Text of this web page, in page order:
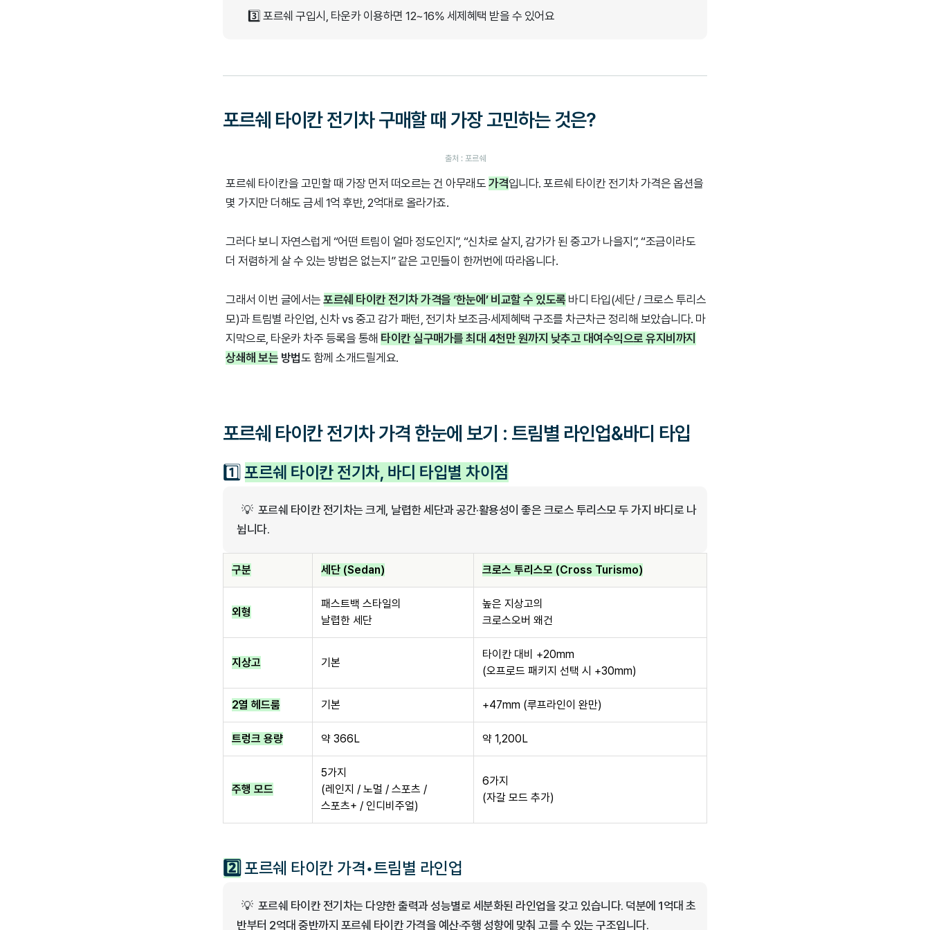
3️⃣ 포르쉐 구입시, 타운카 이용하면 12~16% 세제혜택 받을 수 있어요
포르쉐 타이칸 전기차 구매할 때 가장 고민하는 것은?
출처 : 포르쉐
포르쉐 타이칸을 고민할 때 가장 먼저 떠오르는 건 아무래도 가격입니다. 포르쉐 타이칸 전기차 가격은 옵션을
몇 가지만 더해도 금세 1억 후반, 2억대로 올라가죠.
그러다 보니 자연스럽게 “어떤 트림이 얼마 정도인지”, “신차로 살지, 감가가 된 중고가 나을지”, “조금이라도
더 저렴하게 살 수 있는 방법은 없는지” 같은 고민들이 한꺼번에 따라옵니다.
그래서 이번 글에서는 포르쉐 타이칸 전기차 가격을 ‘한눈에’ 비교할 수 있도록 바디 타입(세단 / 크로스 투리스
모)과 트림별 라인업, 신차 vs 중고 감가 패턴, 전기차 보조금·세제혜택 구조를 차근차근 정리해 보았습니다. 마
지막으로, 타운카 차주 등록을 통해 타이칸 실구매가를 최대 4천만 원까지 낮추고 대여수익으로 유지비까지
상쇄해 보는 방법도 함께 소개드릴게요.
포르쉐 타이칸 전기차 가격 한눈에 보기 : 트림별 라인업&바디 타입
1️⃣ 포르쉐 타이칸 전기차, 바디 타입별 차이점
💡 포르쉐 타이칸 전기차는 크게, 날렵한 세단과 공간·활용성이 좋은 크로스 투리스모 두 가지 바디로 나
뉩니다.
구분 세단 (Sedan) 크로스 투리스모 (Cross Turismo)
외형
패스트백 스타일의
날렵한 세단
높은 지상고의
크로스오버 왜건
지상고 기본
타이칸 대비 +20mm
(오프로드 패키지 선택 시 +30mm)
2열 헤드룸 기본 +47mm (루프라인이 완만)
트렁크 용량 약 366L 약 1,200L
주행 모드
5가지
(레인지 / 노멀 / 스포츠 /
스포츠+ / 인디비주얼)
6가지
(자갈 모드 추가)
2️⃣ 포르쉐 타이칸 가격•트림별 라인업
💡 포르쉐 타이칸 전기차는 다양한 출력과 성능별로 세분화된 라인업을 갖고 있습니다. 덕분에 1억대 초
반부터 2억대 중반까지 포르쉐 타이칸 가격을 예산·주행 성향에 맞춰 고를 수 있는 구조입니다.